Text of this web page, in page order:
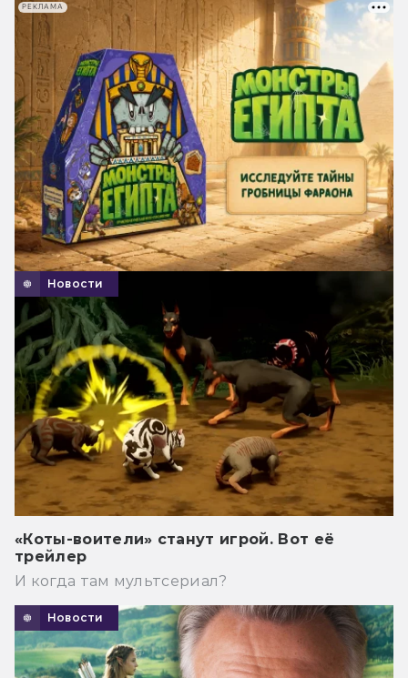
Новости
«Коты-воители» станут игрой. Вот её
трейлер
И когда там мультсериал?
Новости
РЕКЛАМА